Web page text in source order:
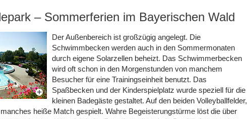
– Sommerferien im Bayerischen Wald
Der Außenbereich ist großzügig angelegt. Die
Schwimmbecken werden auch in den Sommermonaten
durch eigene Solarzellen beheizt. Das Schwimmerbecken
wird oft schon in den Morgenstunden von manchem
Besucher für eine Trainingseinheit benutzt. Das
Spaßbecken und der Kinderspielplatz wurde speziell für die
kleinen Badegäste gestaltet. Auf den beiden Volleyballfelder,
heiße Match gespielt. Wahre Begeisterungstürme löst die über